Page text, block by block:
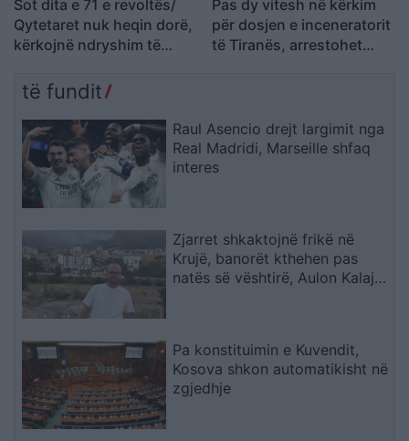
Sot dita e 71 e revoltës/
Qytetaret nuk heqin dorë,
kërkojnë ndryshim të
dorëheqjen
Pas dy vitesh në kërkim
për dosjen e inceneratorit
të Tiranës, arrestohet
të fundit
Raul Asencio drejt largimit nga
Real Madridi, Marseille shfaq
interes
Zjarret shkaktojnë frikë në
Krujë, banorët kthehen pas
natës së vështirë, Aulon Kalaja:
Pa konstituimin e Kuvendit,
Kosova shkon automatikisht në
zgjedhje